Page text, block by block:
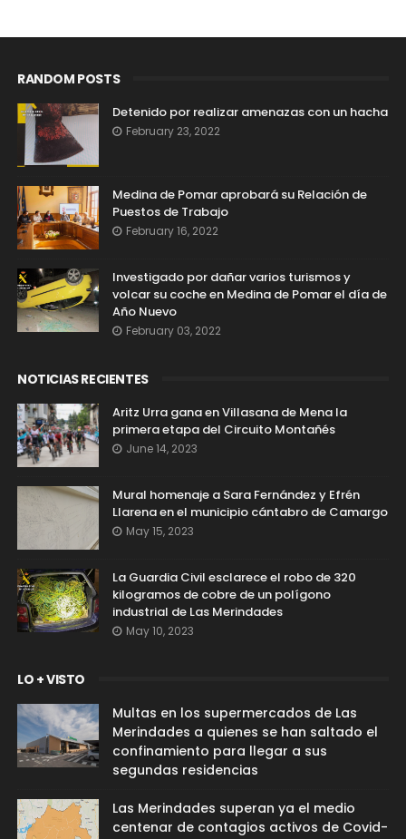
RANDOM POSTS
Detenido por realizar amenazas con un hacha
February 23, 2022
Medina de Pomar aprobará su Relación de
Puestos de Trabajo
February 16, 2022
Investigado por dañar varios turismos y
volcar su coche en Medina de Pomar el día de
Año Nuevo
February 03, 2022
NOTICIAS RECIENTES
Aritz Urra gana en Villasana de Mena la
primera etapa del Circuito Montañés
June 14, 2023
Mural homenaje a Sara Fernández y Efrén
Llarena en el municipio cántabro de Camargo
May 15, 2023
La Guardia Civil esclarece el robo de 320
kilogramos de cobre de un polígono
industrial de Las Merindades
May 10, 2023
LO + VISTO
Multas en los supermercados de Las
Merindades a quienes se han saltado el
confinamiento para llegar a sus
segundas residencias
Las Merindades superan ya el medio
centenar de contagios activos de Covid-